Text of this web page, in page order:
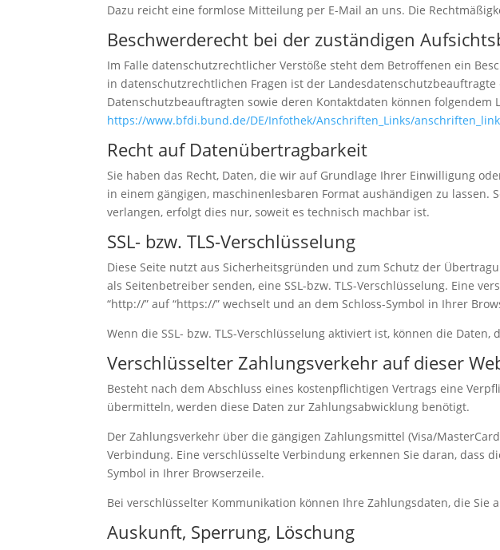
Dazu reicht eine formlose Mitteilung per E-Mail an uns. Die
Beschwerderecht bei der zuständigen
Im Falle datenschutzrechtlicher Verstöße steht dem Betroffenen ein
in datenschutzrechtlichen Fragen ist der
Datenschutzbeauftragten sowie deren Kontaktdaten können folgendem
https://www.bfdi.bund.de/DE/Infothek/Anschriften_Links/
Recht auf Datenübertragbarkeit
Sie haben das Recht, Daten, die wir auf Grundlage Ihrer Einwilligung
in einem gängigen, maschinenlesbaren Format aushändigen zu
verlangen, erfolgt dies nur, soweit es technisch machbar ist.
SSL- bzw. TLS-Verschlüsselung
Diese Seite nutzt aus Sicherheitsgründen und zum Schutz der
als Seitenbetreiber senden, eine SSL-bzw. TLS-Verschlüsselung. Eine
“http://” auf “https://” wechselt und an dem Schloss-Symbol in Ihrer
Wenn die SSL- bzw. TLS-Verschlüsselung aktiviert ist, können die
Verschlüsselter Zahlungsverkehr auf dieser
Besteht nach dem Abschluss eines kostenpflichtigen Vertrags eine
übermitteln, werden diese Daten zur Zahlungsabwicklung benötigt.
Der Zahlungsverkehr über die gängigen Zahlungsmittel (Visa/
Verbindung. Eine verschlüsselte Verbindung erkennen Sie daran, dass
Symbol in Ihrer Browserzeile.
Bei verschlüsselter Kommunikation können Ihre Zahlungsdaten, die
Auskunft, Sperrung, Löschung